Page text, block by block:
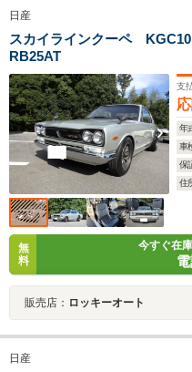
日産
スカイラインクーペ
RB25AT
支
年
車
保
住
無
料
今すぐ在
販売店： ロッキーオート
日産